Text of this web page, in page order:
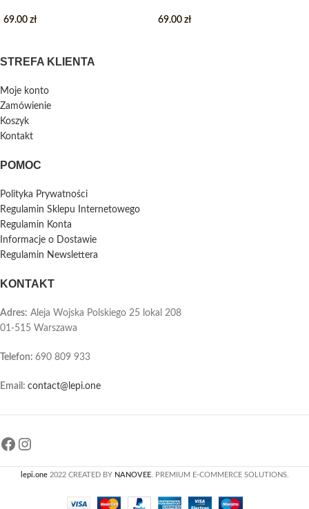
69.00 zł 69.00 zł
STREFA KLIENTA
Moje konto
Zamówienie
Koszyk
Kontakt
POMOC
Polityka Prywatności
Regulamin Sklepu Internetowego
Regulamin Konta
Informacje o Dostawie
Regulamin Newslettera
KONTAKT
Adres: Aleja Wojska Polskiego 25 lokal 208
01-515 Warszawa
Telefon: 690 809 933
Email: contact@lepi.one
lepi.one 2022 CREATED BY NANOVEE. PREMIUM E-COMMERCE SOLUTIONS.